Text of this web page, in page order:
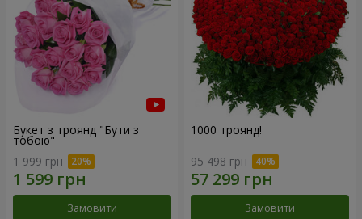
Букет з троянд "Бути з
тобою"
1 999 грн
Замовити
1000 троянд!
95 498 грн
Замовити